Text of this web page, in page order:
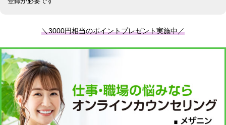
＼3000円相当のポイントプレゼント実施中／